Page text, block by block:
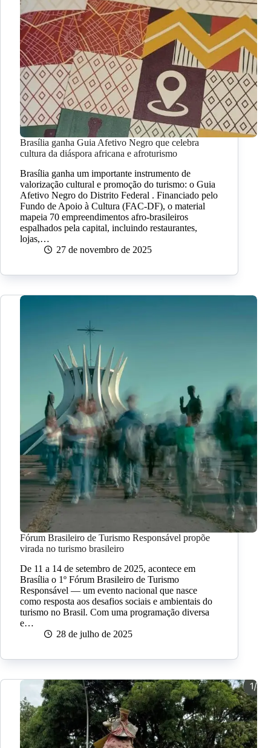
Brasília ganha Guia Afetivo Negro que celebra
cultura da diáspora africana e afroturismo
Brasília ganha um importante instrumento de
valorização cultural e promoção do turismo: o Guia
Afetivo Negro do Distrito Federal . Financiado pelo
Fundo de Apoio à Cultura (FAC-DF), o material
mapeia 70 empreendimentos afro-brasileiros
espalhados pela capital, incluindo restaurantes,
lojas,…
27 de novembro de 2025
Fórum Brasileiro de Turismo Responsável propõe
virada no turismo brasileiro
De 11 a 14 de setembro de 2025, acontece em
Brasília o 1º Fórum Brasileiro de Turismo
Responsável — um evento nacional que nasce
como resposta aos desafios sociais e ambientais do
turismo no Brasil. Com uma programação diversa
e…
28 de julho de 2025